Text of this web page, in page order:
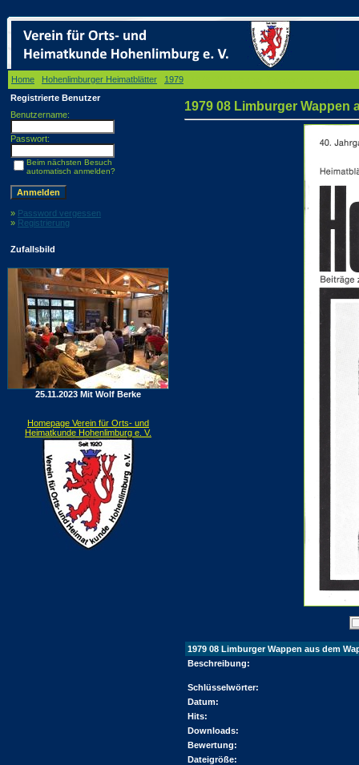
Home Hohenlimburger Heimatblätter 1979
Registrierte Benutzer
Benutzername:
Passwort:
Beim nächsten Besuch
automatisch anmelden?
» Password vergessen
» Registrierung
Zufallsbild
25.11.2023 Mit Wolf Berke
Homepage Verein für Orts- und
Heimatkunde Hohenlimburg e. V.
1979 08 Limburger Wappen
1979 08 Limburger Wappen aus dem
Beschreibung:
Schlüsselwörter:
Datum:
Hits:
Downloads:
Bewertung:
Dateigröße: